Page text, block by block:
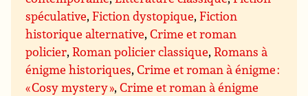
spéculative,Fiction dystopique,Fiction
historique alternative,Crime et roman
policier,Roman policier classique,Romans à
énigme historiques,Crime et roman à énigme :
« Cosy mystery »,Crime et roman à énigme